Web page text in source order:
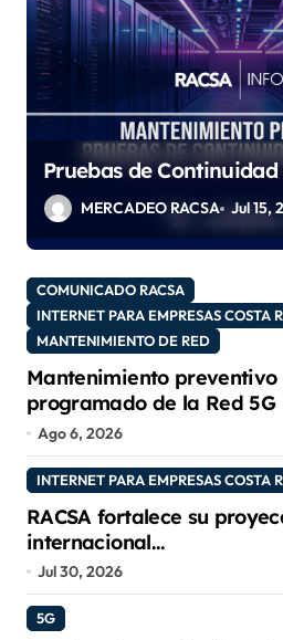
Pruebas de
MERCADEO RACSA Jul 15,
COMUNICADO RACSA
INTERNET PARA EMPRESAS COSTA
MANTENIMIENTO DE RED
Mantenimiento preventivo
programado de la Red 5G
Ago 6, 2026
INTERNET PARA EMPRESAS COSTA
RACSA fortalece su
internacional
con las certificaciones ISO
9001:2015 e IQNet
Jul 30, 2026
5G